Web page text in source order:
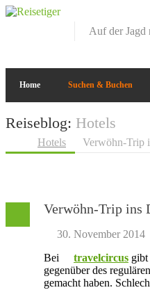
Auf der Jagd
Home Suchen & Buchen
Reiseblog: Hotels
Hotels Verwöhn-Trip
Verwöhn-Trip ins
30. November 2014
Bei
travelcircus gibt
gegenüber des
gemacht haben.